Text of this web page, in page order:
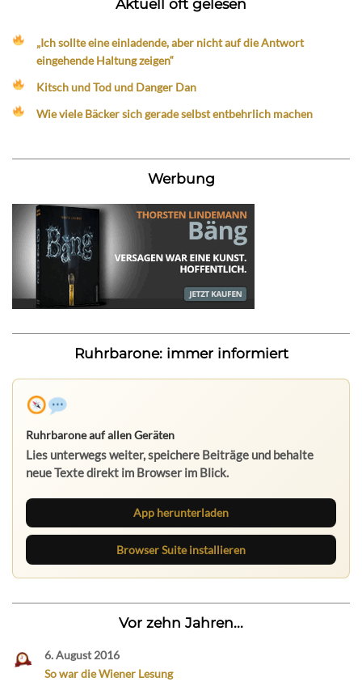
Aktuell oft gelesen
„Ich sollte eine einladende, aber nicht auf die Antwort
eingehende Haltung zeigen“
Kitsch und Tod und Danger Dan
Wie viele Bäcker sich gerade selbst entbehrlich machen
Werbung
Ruhrbarone: immer informiert
Ruhrbarone auf allen Geräten
Lies unterwegs weiter, speichere Beiträge und behalte
neue Texte direkt im Browser im Blick.
App herunterladen
Browser Suite installieren
Vor zehn Jahren...
6. August 2016
So war die Wiener Lesung